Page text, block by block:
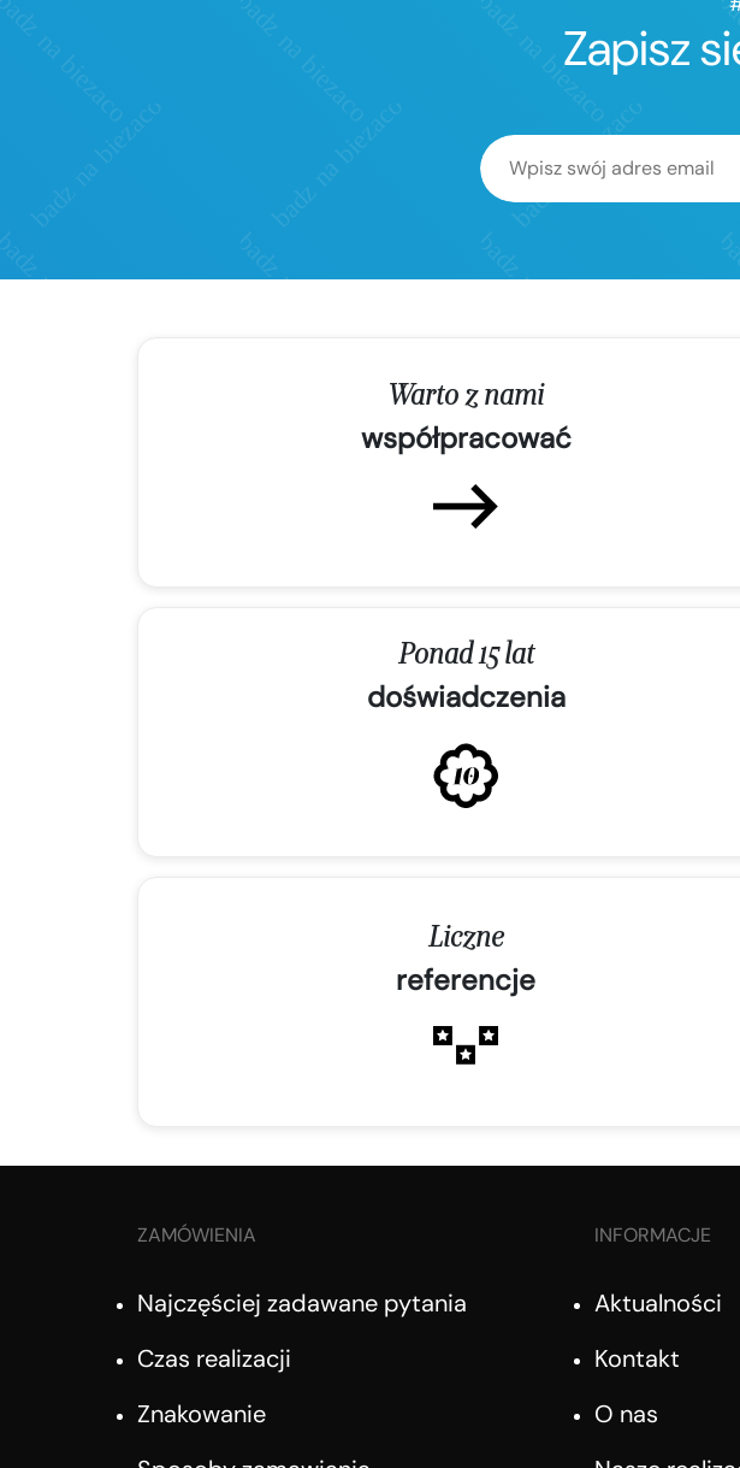
Zapisz
Warto z nami
współpracować
Ponad 15 lat
doświadczenia
Liczne
referencje
ZAMÓWIENIA
Najczęściej zadawane pytania
Czas realizacji
Znakowanie
INFORMACJE
Aktualności
Kontakt
O nas